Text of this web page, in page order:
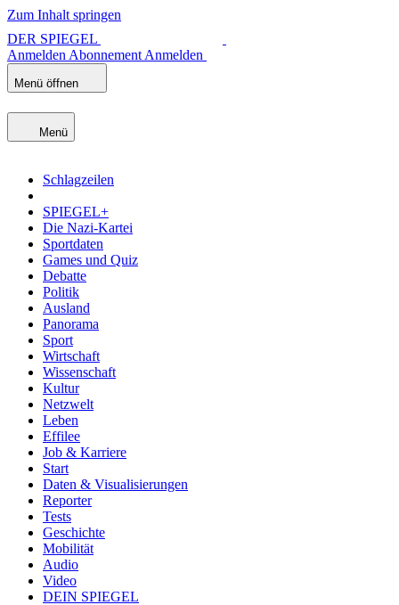
Zum Inhalt springen
DER SPIEGEL
Anmelden Abonnement Anmelden
Menü öffnen
Menü
Schlagzeilen
SPIEGEL+
Die Nazi-Kartei
Sportdaten
Games und Quiz
Debatte
Politik
Ausland
Panorama
Sport
Wirtschaft
Wissenschaft
Kultur
Netzwelt
Leben
Effilee
Job & Karriere
Start
Daten & Visualisierungen
Reporter
Tests
Geschichte
Mobilität
Audio
Video
DEIN SPIEGEL